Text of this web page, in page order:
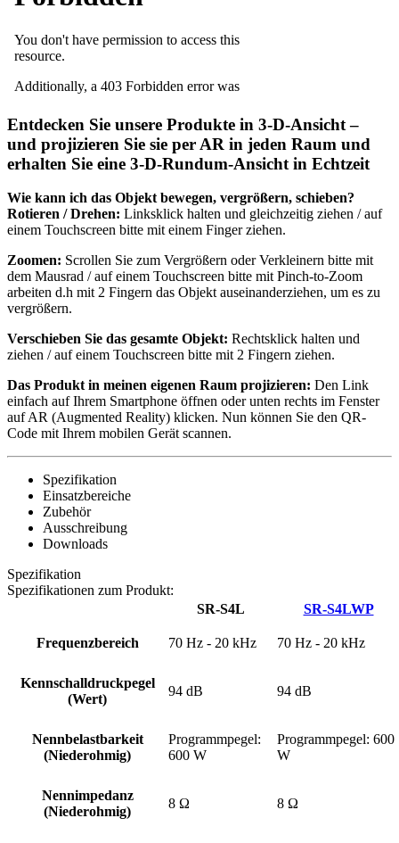
Entdecken Sie unsere Produkte in 3-D-Ansicht –
und projizieren Sie sie per AR in jeden Raum und
erhalten Sie eine 3-D-Rundum-Ansicht in Echtzeit
Wie kann ich das Objekt bewegen, vergrößern, schieben?
Rotieren / Drehen: Linksklick halten und gleichzeitig ziehen / auf
einem Touchscreen bitte mit einem Finger ziehen.
Zoomen: Scrollen Sie zum Vergrößern oder Verkleinern bitte mit
dem Mausrad / auf einem Touchscreen bitte mit Pinch-to-Zoom
arbeiten d.h mit 2 Fingern das Objekt auseinanderziehen, um es zu
vergrößern.
Verschieben Sie das gesamte Objekt: Rechtsklick halten und
ziehen / auf einem Touchscreen bitte mit 2 Fingern ziehen.
Das Produkt in meinen eigenen Raum projizieren: Den Link
einfach auf Ihrem Smartphone öffnen oder unten rechts im Fenster
auf AR (Augmented Reality) klicken. Nun können Sie den QR-
Code mit Ihrem mobilen Gerät scannen.
Spezifikation
Einsatzbereiche
Zubehör
Ausschreibung
Downloads
Spezifikation
Spezifikationen zum Produkt:
SR-S4L
SR-S4LWP
Frequenzbereich 70 Hz - 20 kHz 70 Hz - 20 kHz
Kennschalldruckpegel
(Wert)
94 dB 94 dB
Nennbelastbarkeit
(Niederohmig)
Programmpegel:
600 W
Programmpegel: 600
W
Nennimpedanz
(Niederohmig)
8 Ω 8 Ω